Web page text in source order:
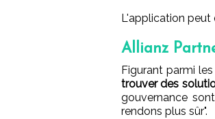
L'application peut
Allianz
Figurant parmi
trouver des
gouvernance
rendons plus sûr".